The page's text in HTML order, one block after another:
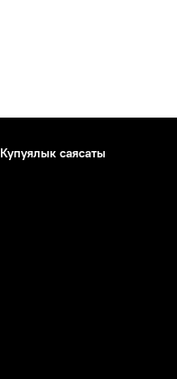
Купуялык саясаты